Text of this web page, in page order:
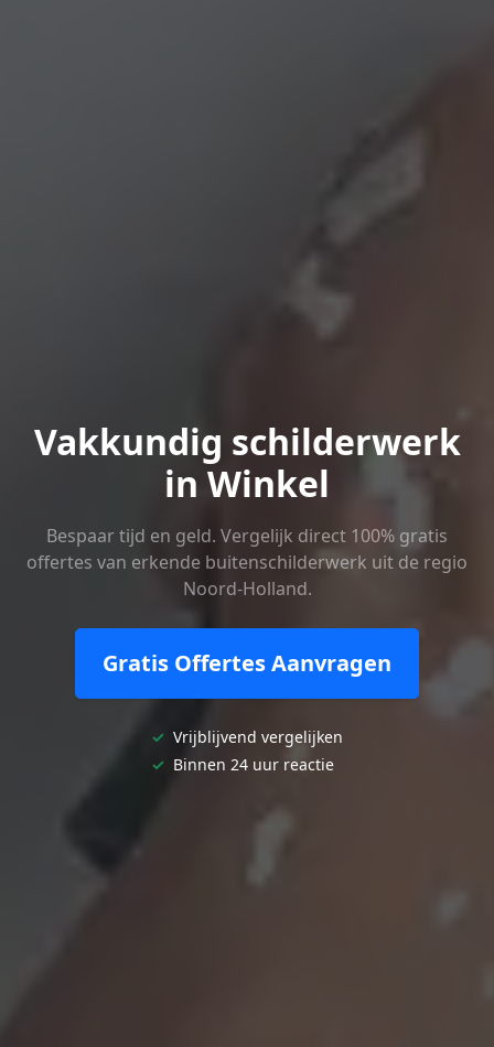
Vakkundig schilderwerk
in Winkel
Bespaar tijd en geld. Vergelijk direct 100% gratis
offertes van erkende buitenschilderwerk uit de regio
Noord-Holland.
Gratis Offertes Aanvragen
✓ Vrijblijvend vergelijken
✓ Binnen 24 uur reactie